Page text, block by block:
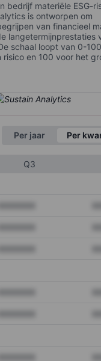
bedrijf materiële ESG-
is ontworpen om
van financieel
langetermijnprestaties
schaal loopt van 0-
en 100 voor het
Per jaar Per
Q3